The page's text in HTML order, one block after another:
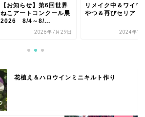
【お知らせ】第6回世界
ねこアートコンクール展
2026 8/4～8/...
2026年7月29日
リメイク中＆ワイワ
やつ＆再びセリア
2024年1
花植え＆ハロウインミニキルト作り